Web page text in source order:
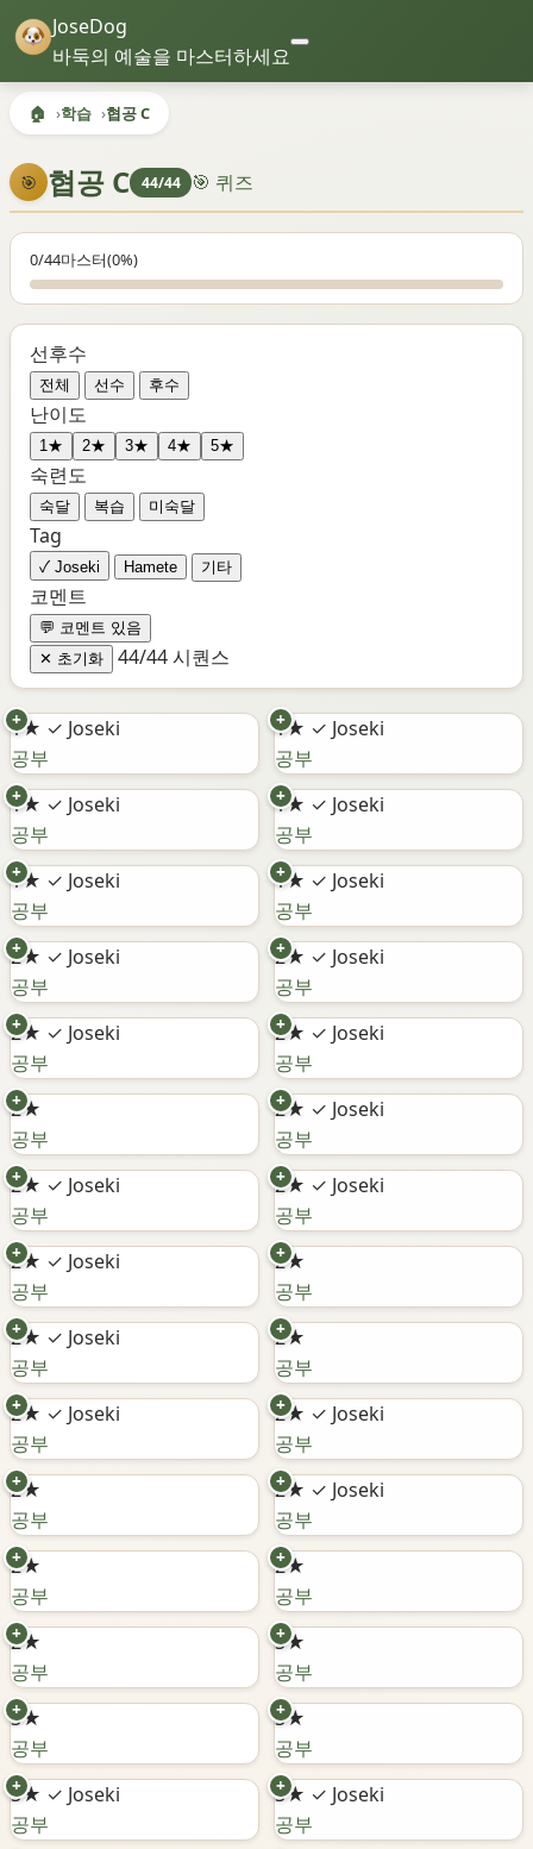
JoseDog
바둑의 예술을 마스터하세요
🏠 학습 협공 C
🎯 협공 C 44/44 🎯 퀴즈
0/44마스터(0%)
선후수
전체 선수 후수
난이도
1★ 2★ 3★ 4★ 5★
숙련도
숙달 복습 미숙달
Tag
✓ Joseki Hamete 기타
코멘트
💬 코멘트 있음
✕ 초기화
44/44 시퀀스
1★ ✓ Joseki
+
공부
1★ ✓ Joseki
+
공부
1★ ✓ Joseki
+
공부
1★ ✓ Joseki
+
공부
1★ ✓ Joseki
+
공부
1★ ✓ Joseki
+
공부
2★ ✓ Joseki
+
공부
2★ ✓ Joseki
+
공부
2★ ✓ Joseki
+
공부
2★ ✓ Joseki
+
공부
2★
+
공부
2★ ✓ Joseki
+
공부
2★ ✓ Joseki
+
공부
2★ ✓ Joseki
+
공부
2★ ✓ Joseki
+
공부
2★
+
공부
2★ ✓ Joseki
+
공부
2★
+
공부
2★ ✓ Joseki
+
공부
2★ ✓ Joseki
+
공부
2★
+
공부
2★ ✓ Joseki
+
공부
2★
+
공부
2★
+
공부
2★
+
공부
3★
+
공부
3★
+
공부
3★
+
공부
3★ ✓ Joseki
+
공부
3★ ✓ Joseki
+
공부